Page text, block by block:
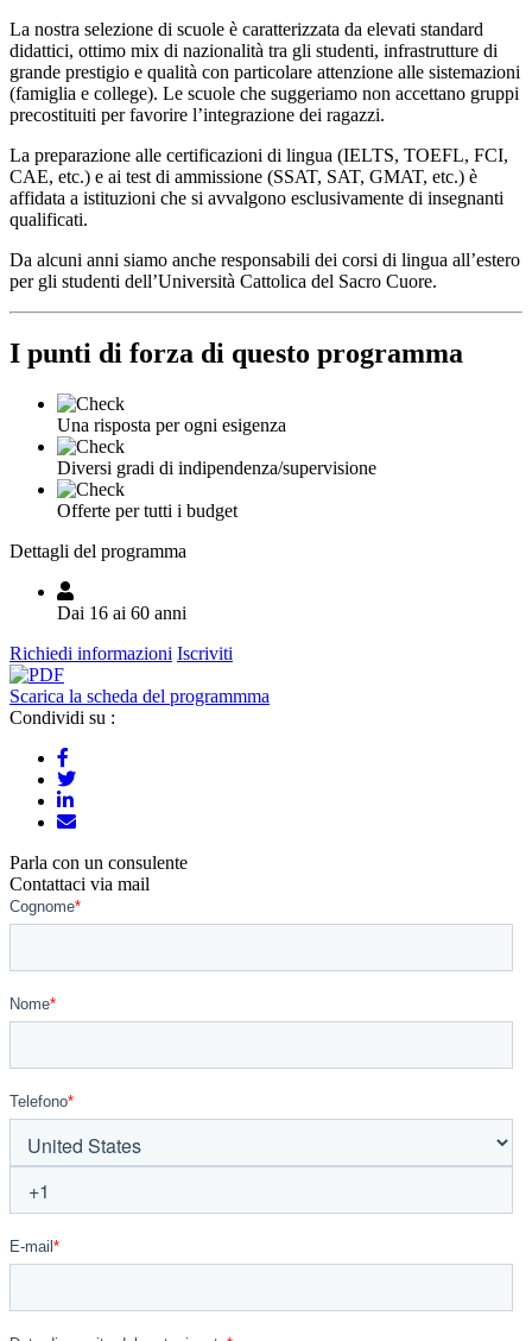
La nostra selezione di scuole è caratterizzata da elevati standard
didattici, ottimo mix di nazionalità tra gli studenti, infrastrutture di
grande prestigio e qualità con particolare attenzione alle sistemazioni
(famiglia e college). Le scuole che suggeriamo non accettano gruppi
precostituiti per favorire l’integrazione dei ragazzi.
La preparazione alle certificazioni di lingua (IELTS, TOEFL, FCI,
CAE, etc.) e ai test di ammissione (SSAT, SAT, GMAT, etc.) è
affidata a istituzioni che si avvalgono esclusivamente di insegnanti
qualificati.
Da alcuni anni siamo anche responsabili dei corsi di lingua all’estero
per gli studenti dell’Università Cattolica del Sacro Cuore.
I punti di forza di questo programma
Una risposta per ogni esigenza
Diversi gradi di indipendenza/supervisione
Offerte per tutti i budget
Dettagli del programma
Dai 16 ai 60 anni
Richiedi informazioni Iscriviti
Scarica la scheda del programmma
Condividi su :
Parla con un consulente
Contattaci via mail